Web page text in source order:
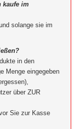
kaufe im
solange sie im
in den
Menge eingegeben
über ZUR
Sie zur Kasse